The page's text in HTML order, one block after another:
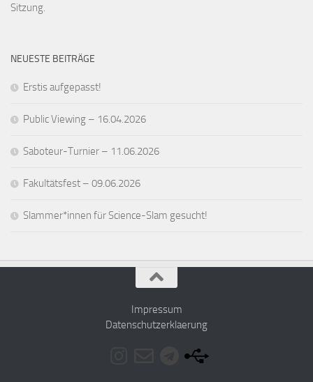
Sitzung.
NEUESTE BEITRÄGE
Erstis aufgepasst!
Public Viewing – 16.04.2026
Saboteur-Turnier – 11.06.2026
Fakultätsfest – 09.06.2026
Slammer*innen für Science-Slam gesucht!
Impressum
Datenschutzerklaerung